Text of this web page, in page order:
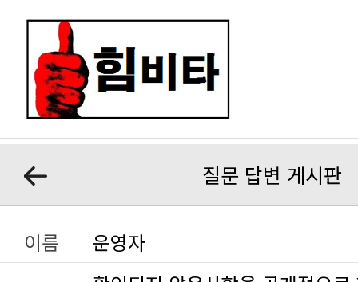
질문 답변 게시판
이름
운영자